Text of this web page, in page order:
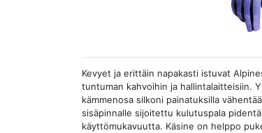
Kevyet ja erittäin napakasti istuvat
tuntuman kahvoihin ja hallintalaitteisiin.
kämmenosa silkoni painatuksilla
sisäpinnalle sijoitettu kulutuspala
käyttömukavuutta. Käsine on helppo